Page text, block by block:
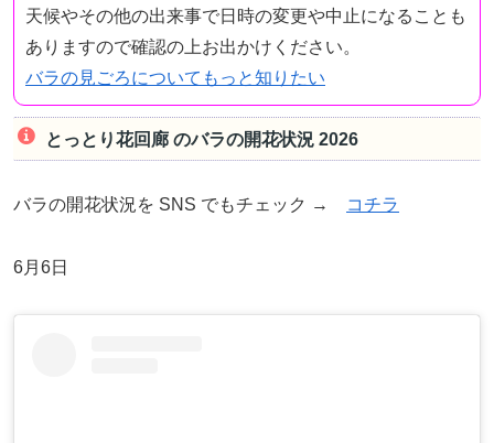
天候やその他の出来事で日時の変更や中止になることも
ありますので確認の上お出かけください。
バラの見ごろについてもっと知りたい
とっとり花回廊 のバラの開花状況 2026
バラの開花状況を SNS でもチェック → コチラ
6月6日